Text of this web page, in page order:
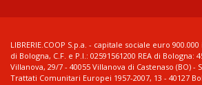
LIBRERIE.COOP S.p.a. - capitale sociale euro
di Bologna, C.F. e P.I.: 02591561200 REA di Bologna:
Villanova, 29/7 - 40055 Villanova di Castenaso (BO) -
Trattati Comunitari Europei 1957-2007, 13 - 40127